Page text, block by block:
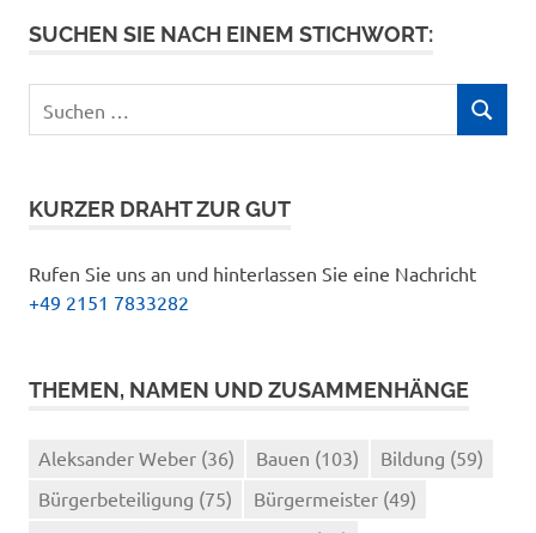
SUCHEN SIE NACH EINEM STICHWORT:
nach:
SUCHEN
KURZER DRAHT ZUR GUT
Rufen Sie uns an und hinterlassen Sie eine Nachricht
+49 2151 7833282
THEMEN, NAMEN UND ZUSAMMENHÄNGE
Aleksander Weber (36) Bauen (103) Bildung (59)
Bürgerbeteiligung (75) Bürgermeister (49)